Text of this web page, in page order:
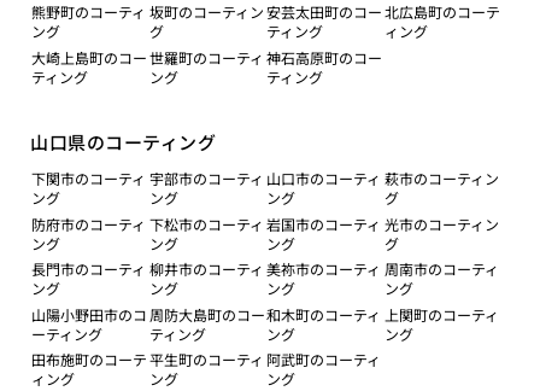
熊野町のコーティ
ング
坂町のコーティン
グ
安芸太田町のコー
ティング
北広島町のコーテ
ィング
大崎上島町のコー
ティング
世羅町のコーティ
ング
神石高原町のコー
ティング
山口県のコーティング
下関市のコーティ
ング
宇部市のコーティ
ング
山口市のコーティ
ング
萩市のコーティン
グ
防府市のコーティ
ング
下松市のコーティ
ング
岩国市のコーティ
ング
光市のコーティン
グ
長門市のコーティ
ング
柳井市のコーティ
ング
美祢市のコーティ
ング
周南市のコーティ
ング
山陽小野田市のコ
ーティング
周防大島町のコー
ティング
和木町のコーティ
ング
上関町のコーティ
ング
田布施町のコーテ
ィング
平生町のコーティ
ング
阿武町のコーティ
ング